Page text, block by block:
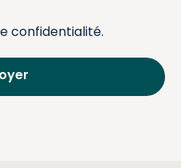
confidentialité.